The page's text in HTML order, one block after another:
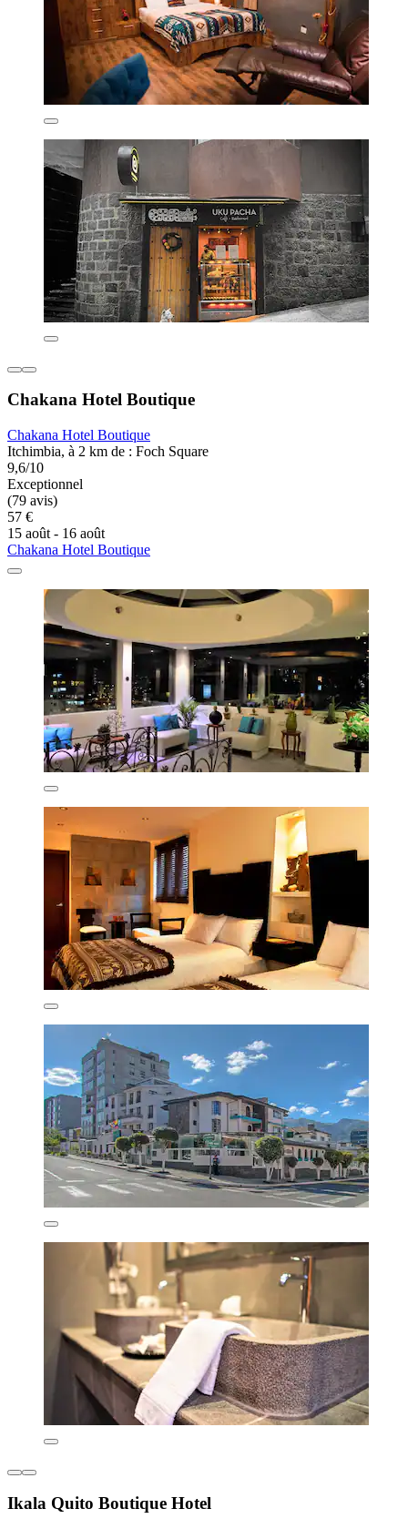
Chakana Hotel Boutique
Chakana Hotel Boutique
Itchimbia, à 2 km de : Foch Square
9,6/10
Exceptionnel
(79 avis)
57 €
15 août - 16 août
Chakana Hotel Boutique
Ikala Quito Boutique Hotel